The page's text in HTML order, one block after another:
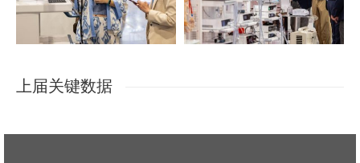
上届关键数据